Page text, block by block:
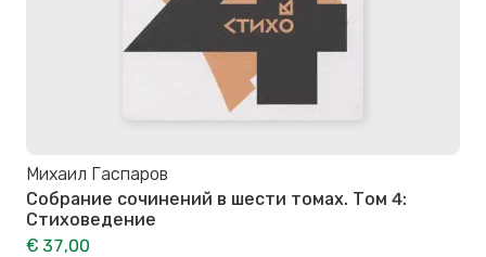
Михаил Гаспаров
Собрание сочинений в шести томах. Том 4:
Стиховедение
€ 37,00